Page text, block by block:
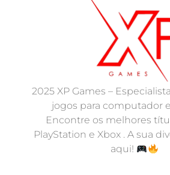
2025 XP Games –
jogos para computador
Encontre os melhores
PlayStation e Xbox . A sua
aqui!